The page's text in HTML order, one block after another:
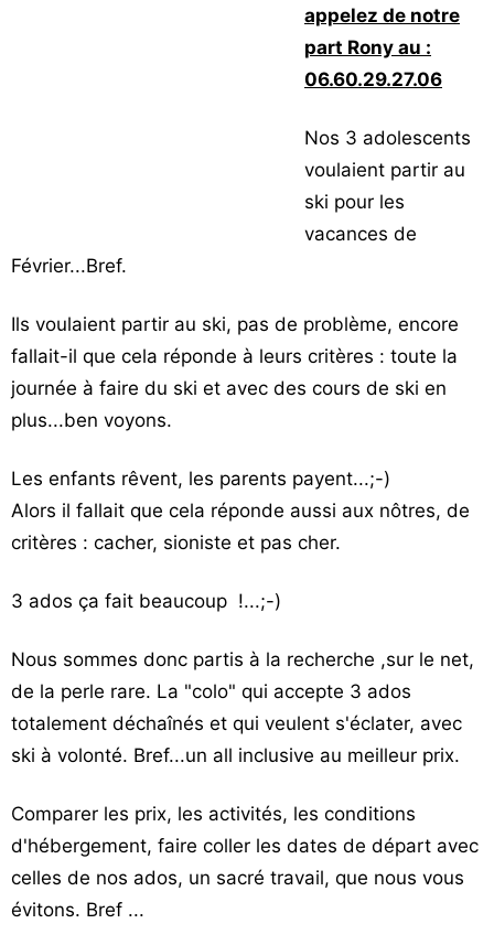
appelez de notre
part Rony au :
06.60.29.27.06
Nos 3 adolescents
voulaient partir au
ski pour les
vacances de
Février...Bref.
Ils voulaient partir au ski, pas de problème, encore
fallait-il que cela réponde à leurs critères : toute la
journée à faire du ski et avec des cours de ski en
plus...ben voyons.
Les enfants rêvent, les parents payent...;-)
Alors il fallait que cela réponde aussi aux nôtres, de
critères : cacher, sioniste et pas cher.
3 ados ça fait beaucoup !...;-)
Nous sommes donc partis à la recherche ,sur le net,
de la perle rare. La "colo" qui accepte 3 ados
totalement déchaînés et qui veulent s'éclater, avec
ski à volonté. Bref...un all inclusive au meilleur prix.
Comparer les prix, les activités, les conditions
d'hébergement, faire coller les dates de départ avec
celles de nos ados, un sacré travail, que nous vous
évitons. Bref ...